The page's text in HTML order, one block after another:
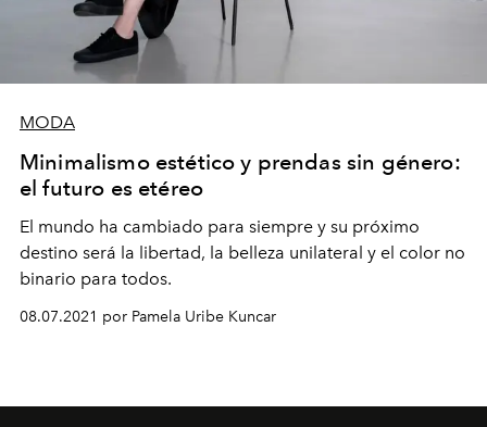
MODA
Minimalismo estético y prendas sin género:
el futuro es etéreo
El mundo ha cambiado para siempre y su próximo
destino será la libertad, la belleza unilateral y el color no
binario para todos.
08.07.2021 por Pamela Uribe Kuncar